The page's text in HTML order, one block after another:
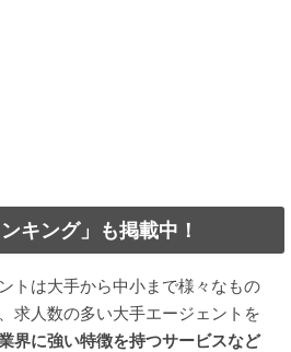
キング」も掲載中！
トは大手から中小まで様々なもの
求人数の多い大手エージェントを
界に強い特徴を持つサービスなど